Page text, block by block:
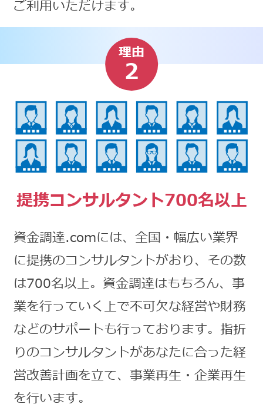
ご利用いただけます。
理由
2
提携コンサルタント700名以上
資金調達.comには、全国・幅広い業界
に提携のコンサルタントがおり、その数
は700名以上。資金調達はもちろん、事
業を行っていく上で不可欠な経営や財務
などのサポートも行っております。指折
りのコンサルタントがあなたに合った経
営改善計画を立て、事業再生・企業再生
を行います。